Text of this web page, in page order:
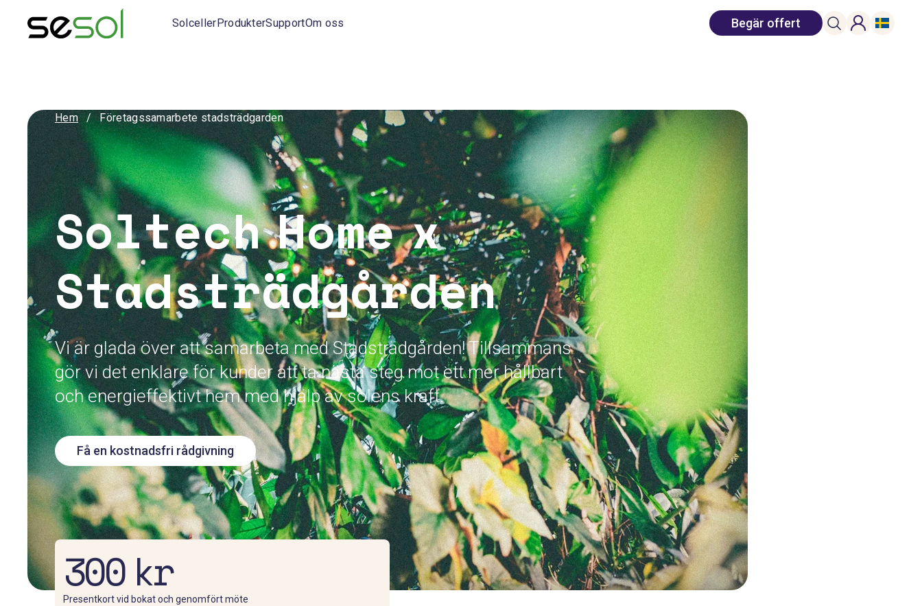
SolcellerProdukterSupportOm oss Begär offert
Hem / Företagssamarbete stadsträdgarden
Soltech Home x
Stadsträdgården
Vi är glada över att samarbeta med Stadsträdgården! Tillsammans
gör vi det enklare för kunder att ta nästa steg mot ett mer hållbart
och energieffektivt hem med hjälp av solens kraft.
Få en kostnadsfri rådgivning
300 kr
Presentkort vid bokat och genomfört möte